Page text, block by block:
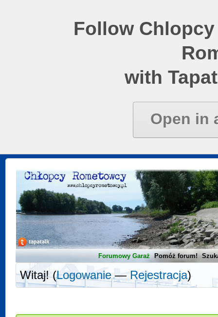
Follow
with
Open in
Forumowy Garaż Pomóż forum!
Witaj! (Logowanie—Rejestracja)